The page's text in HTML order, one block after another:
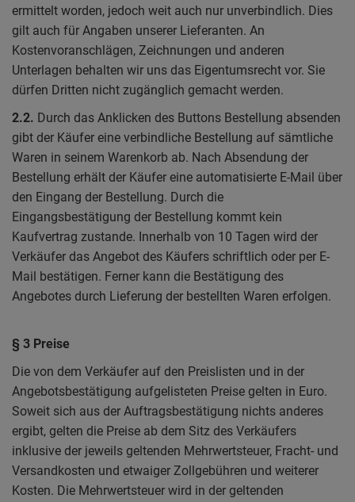
ermittelt worden, jedoch weit auch nur unverbindlich. Dies
gilt auch für Angaben unserer Lieferanten. An
Kostenvoranschlägen, Zeichnungen und anderen
Unterlagen behalten wir uns das Eigentumsrecht vor. Sie
dürfen Dritten nicht zugänglich gemacht werden.
2.2. Durch das Anklicken des Buttons Bestellung absenden
gibt der Käufer eine verbindliche Bestellung auf sämtliche
Waren in seinem Warenkorb ab. Nach Absendung der
Bestellung erhält der Käufer eine automatisierte E-Mail über
den Eingang der Bestellung. Durch die
Eingangsbestätigung der Bestellung kommt kein
Kaufvertrag zustande. Innerhalb von 10 Tagen wird der
Verkäufer das Angebot des Käufers schriftlich oder per E-
Mail bestätigen. Ferner kann die Bestätigung des
Angebotes durch Lieferung der bestellten Waren erfolgen.
§ 3 Preise
Die von dem Verkäufer auf den Preislisten und in der
Angebotsbestätigung aufgelisteten Preise gelten in Euro.
Soweit sich aus der Auftragsbestätigung nichts anderes
ergibt, gelten die Preise ab dem Sitz des Verkäufers
inklusive der jeweils geltenden Mehrwertsteuer, Fracht- und
Versandkosten und etwaiger Zollgebühren und weiterer
Kosten. Die Mehrwertsteuer wird in der geltenden